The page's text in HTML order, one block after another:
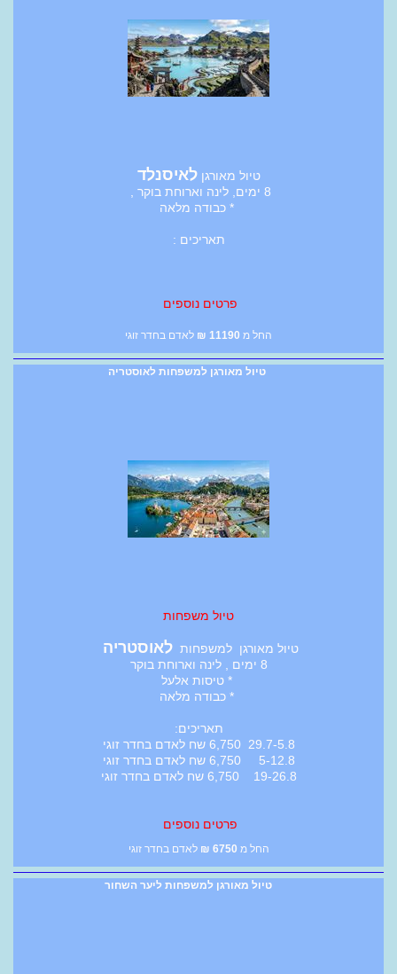
טיול מאורגןלאיסנלד
8 ימים, לינה וארוחת בוקר ,
* כבודה מלאה
תאריכים :
פרטים נוספים
החל מ 11190
₪ לאדם בחדר זוגי
טיול מאורגן למשפחות לאוסטריה
טיול משפחות
טיול מאורגן למשפחות לאוסטריה
8 ימים , לינה וארוחת בוקר
* טיסות אלעל
* כבודה מלאה
תאריכים:
29.7-5.8 6,750 שח לאדם בחדר זוגי
5-12.8 6,750 שח לאדם בחדר זוגי
19-26.8 6,750 שח לאדם בחדר זוגי
פרטים נוספים
החל מ 6750
₪ לאדם בחדר זוגי
טיול מאורגן למשפחות ליער השחור